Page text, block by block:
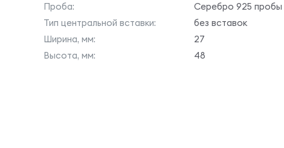
Проба:
Серебро 925 пробы
Тип центральной вставки:
без вставок
Ширина, мм:
27
Высота, мм:
48